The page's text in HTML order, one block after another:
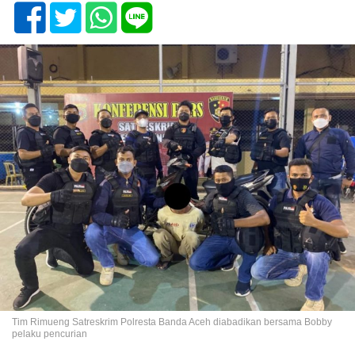
Tim Rimueng Satreskrim Polresta Banda Aceh diabadikan bersama Bobby
pelaku pencurian